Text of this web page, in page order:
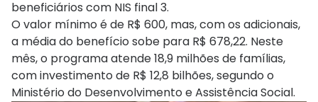
beneficiários com NIS final 3.
O valor mínimo é de R$ 600, mas, com os adicionais,
a média do benefício sobe para R$ 678,22. Neste
mês, o programa atende 18,9 milhões de famílias,
com investimento de R$ 12,8 bilhões, segundo o
Ministério do Desenvolvimento e Assistência Social.